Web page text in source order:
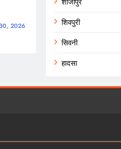
2026
शिवपुरी
सिवनी
हादसा